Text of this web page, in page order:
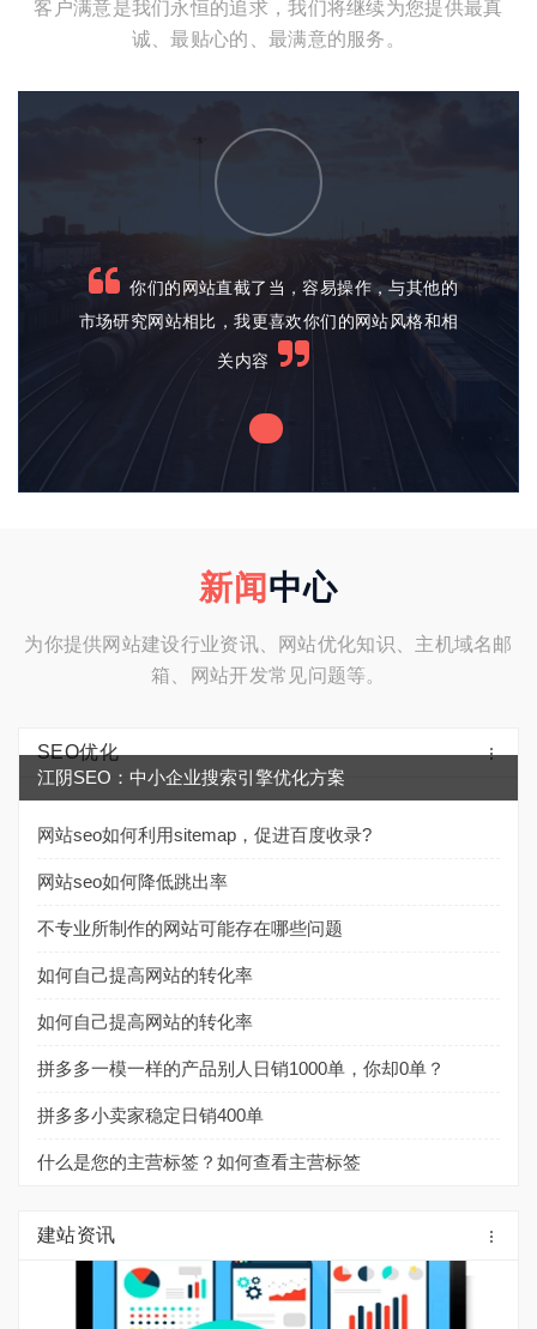
客户满意是我们永恒的追求，我们将继续为您提供最真
诚、最贴心的、最满意的服务。
你们的服务人员很专业，能够充分理解我的
需求，并且站在我们企业的角度，为我们提供了很
多有建设性的咨询服务。
新闻中心
为你提供网站建设行业资讯、网站优化知识、主机域名邮
箱、网站开发常见问题等。
SEO优化
江阴SEO：中小企业搜索引擎优化方案
网站seo如何利用sitemap，促进百度收录?
网站seo如何降低跳出率
不专业所制作的网站可能存在哪些问题
如何自己提高网站的转化率
如何自己提高网站的转化率
拼多多一模一样的产品别人日销1000单，你却0单？
拼多多小卖家稳定日销400单
什么是您的主营标签？如何查看主营标签
建站资讯